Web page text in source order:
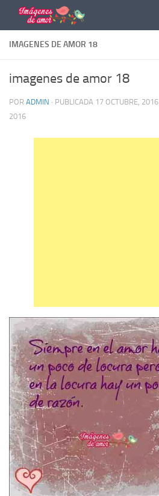
Saltar al contenido
IMAGENES DE AMOR 18
imagenes de amor 18
POR ADMIN · PUBLICADA 17 OCTUBRE, 2016
2016